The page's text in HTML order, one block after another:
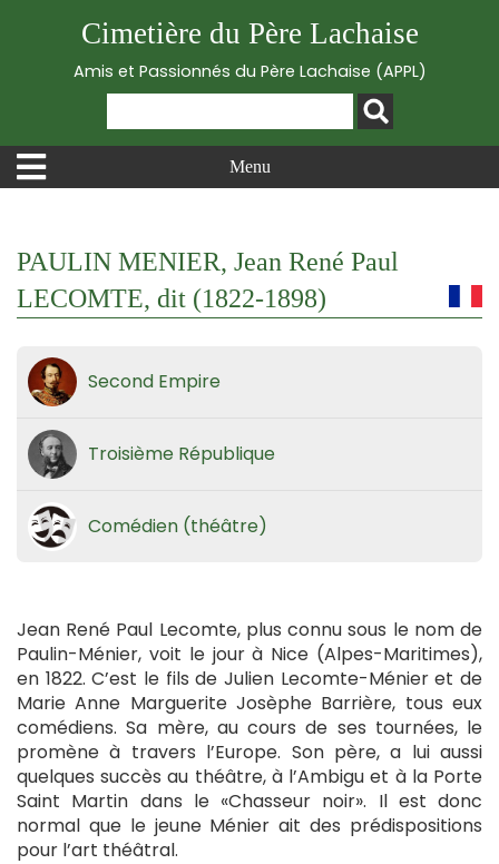
Cimetière du Père Lachaise
Amis et Passionnés du Père Lachaise (APPL)
Menu
PAULIN MENIER, Jean René Paul
LECOMTE, dit (1822-1898)
Second Empire
Troisième République
Comédien (théâtre)
Jean René Paul Lecomte, plus connu sous le nom de
Paulin-Ménier, voit le jour à Nice (Alpes-Maritimes),
en 1822. C’est le fils de Julien Lecomte-Ménier et de
Marie Anne Marguerite Josèphe Barrière, tous eux
comédiens. Sa mère, au cours de ses tournées, le
promène à travers l’Europe. Son père, a lui aussi
quelques succès au théâtre, à l’Ambigu et à la Porte
Saint Martin dans le «Chasseur noir». Il est donc
normal que le jeune Ménier ait des prédispositions
pour l’art théâtral.